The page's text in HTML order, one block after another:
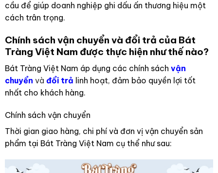
cầu để giúp doanh nghiệp ghi dấu ấn thương hiệu một
cách trân trọng.
Chính sách vận chuyển và đổi trả của Bát
Tràng Việt Nam được thực hiện như thế nào?
Bát Tràng Việt Nam áp dụng các chính sách vận
chuyển và đổi trả linh hoạt, đảm bảo quyền lợi tốt
nhất cho khách hàng.
Chính sách vận chuyển
Thời gian giao hàng, chi phí và đơn vị vận chuyển sản
phẩm tại Bát Tràng Việt Nam cụ thể như sau: